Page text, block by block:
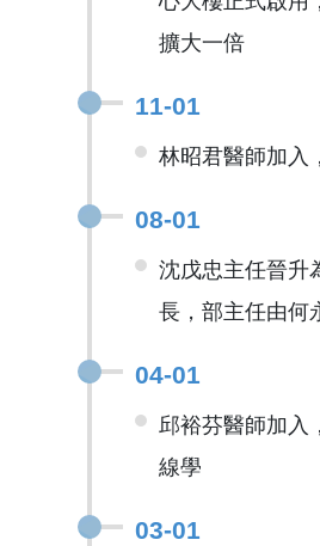
擴大一倍
11-01
林昭君醫師加入
08-01
沈戊忠主任晉升
長，部主任由何
04-01
邱裕芬醫師加入
線學
03-01